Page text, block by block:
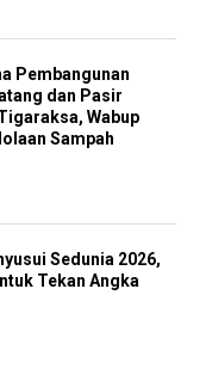
Pembangunan
dan Pasir
Wabup
Sampah
Sedunia 2026,
Tekan Angka